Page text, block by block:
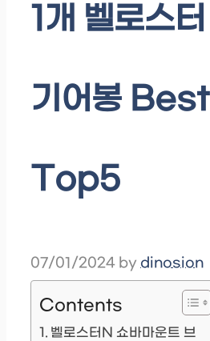
1개 벨로스터
기어봉 Best
Top5
07/01/2024 by dinosion
Contents
벨로스터N 쇼바마운트 브